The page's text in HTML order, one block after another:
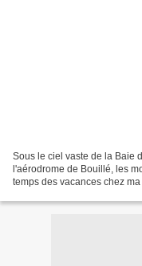
Sous le ciel vaste de la Baie
l'aérodrome de Bouillé, les
temps des vacances chez